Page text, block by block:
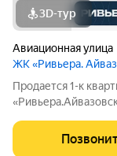
3D-тур
Авиационная улица
ЖК «Ривьера.
Продается 1-к
жилой квартал в
ориентирован на